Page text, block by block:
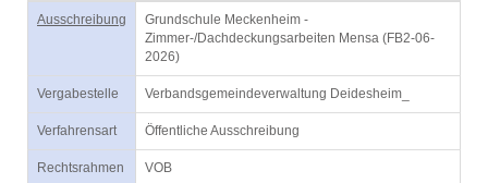
Ausschreibung
Grundschule Meckenheim -
Zimmer-/Dachdeckungsarbeiten Mensa (FB2-06-
2026)
Vergabestelle Verbandsgemeindeverwaltung Deidesheim_
Verfahrensart Öffentliche Ausschreibung
Rechtsrahmen VOB